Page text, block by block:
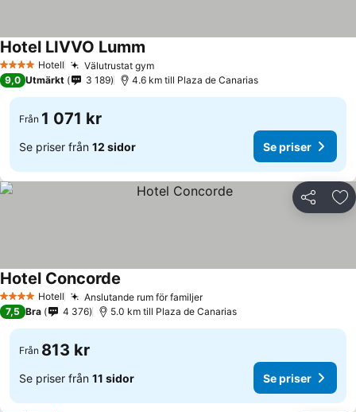
4 StjärnorHotell Välutrustat gym
Hotel LIVVO Lumm
9,0 Utmärkt 3 189 4.6 km till Plaza de Canarias
Från 1 071 kr
Se priser från 12 sidor Se priser
Dela
4 StjärnorHotell Anslutande rum för familjer
Hotel Concorde
7,5 Bra 4 376 5.0 km till Plaza de Canarias
Från 813 kr
Se priser från 11 sidor Se priser